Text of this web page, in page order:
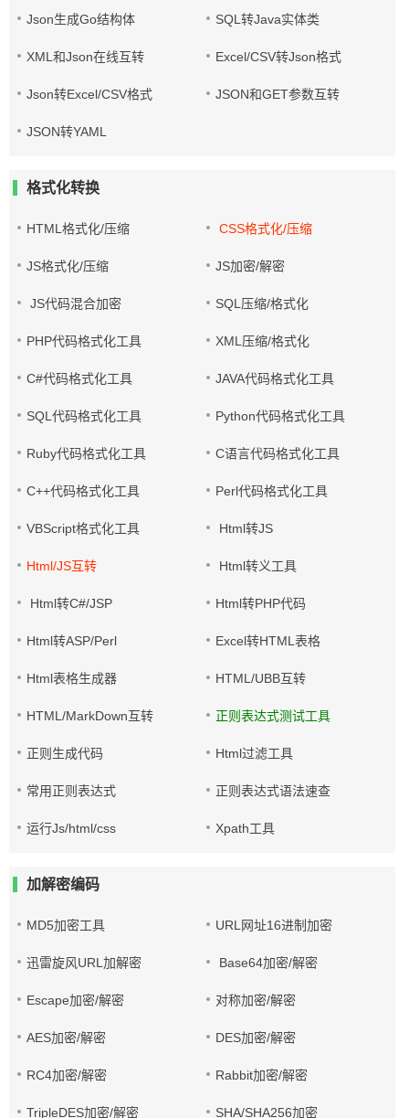
Json生成Go结构体 SQL转Java实体类
XML和Json在线互转 Excel/CSV转Json格式
Json转Excel/CSV格式 JSON和GET参数互转
JSON转YAML
格式化转换
HTML格式化/压缩 CSS格式化/压缩
JS格式化/压缩 JS加密/解密
JS代码混合加密 SQL压缩/格式化
PHP代码格式化工具 XML压缩/格式化
C#代码格式化工具 JAVA代码格式化工具
SQL代码格式化工具 Python代码格式化工具
Ruby代码格式化工具 C语言代码格式化工具
C++代码格式化工具 Perl代码格式化工具
VBScript格式化工具 Html转JS
Html/JS互转 Html转义工具
Html转C#/JSP Html转PHP代码
Html转ASP/Perl Excel转HTML表格
Html表格生成器 HTML/UBB互转
HTML/MarkDown互转 正则表达式测试工具
正则生成代码 Html过滤工具
常用正则表达式 正则表达式语法速查
运行Js/html/css Xpath工具
加解密编码
MD5加密工具 URL网址16进制加密
迅雷旋风URL加解密 Base64加密/解密
Escape加密/解密 对称加密/解密
AES加密/解密 DES加密/解密
RC4加密/解密 Rabbit加密/解密
TripleDES加密/解密 SHA/SHA256加密